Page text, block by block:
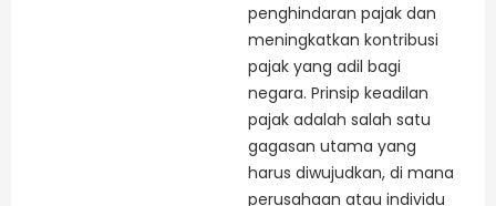
penghindaran pajak dan
meningkatkan kontribusi
pajak yang adil bagi
negara. Prinsip keadilan
pajak adalah salah satu
gagasan utama yang
harus diwujudkan, di mana
perusahaan atau individu